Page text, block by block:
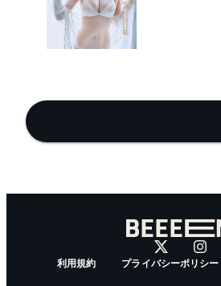
利用規約 プライバシーポリシー